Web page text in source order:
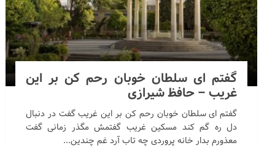
گفتم ای سلطان خوبان رحم کن بر این
غریب – حافظ شیرازی
گفتم ای سلطان خوبان رحم کن بر این غریب گفت در دنبال
دل ره گم کند مسکین غریب گفتمش مگذر زمانی گفت
معذورم بدار خانه پروردی چه تاب آرد غم چندین...